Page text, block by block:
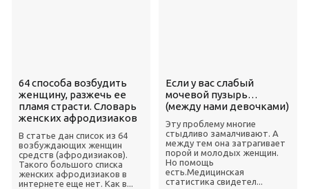
64 способа возбудить
женщину, разжечь ее
пламя страсти. Словарь
женских афродизиаков
В статье дан список из 64
возбуждающих женщин
средств (афродизиаков).
Такого большого списка
женских афродизиаков в
интернете еще нет. Как в...
Если у вас слабый
мочевой пузырь…
(между нами девочками)
Эту проблему многие
стыдливо замалчивают. А
между тем она затрагивает
порой и молодых женщин.
Но помощь
есть.Медицинская
статистика свидетел...